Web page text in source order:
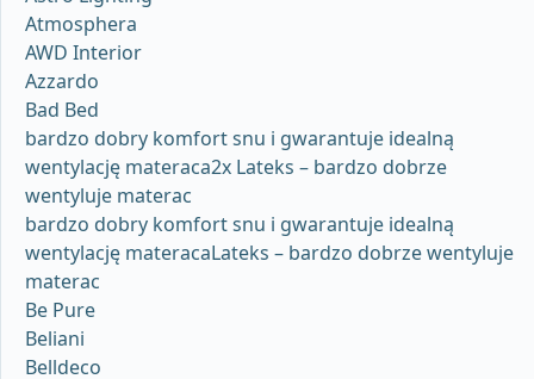
Atmosphera
AWD Interior
Azzardo
Bad Bed
bardzo dobry komfort snu i gwarantuje idealną
wentylację materaca2x Lateks – bardzo dobrze
wentyluje materac
bardzo dobry komfort snu i gwarantuje idealną
wentylację materacaLateks – bardzo dobrze wentyluje
materac
Be Pure
Beliani
Belldeco